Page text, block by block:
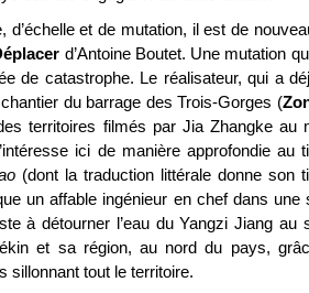
d’échelle et de mutation, il est de
d’Antoine Boutet. Une mutation
de catastrophe. Le réalisateur, qui a
du barrage des Trois-Gorges (
territoires filmés par Jia Zhangke au
ici de manière approfondie au
(dont la traduction littérale donne son
un affable ingénieur en chef dans
à détourner l’eau du Yangzi Jiang au
et sa région, au nord du pays,
sillonnant tout le territoire.